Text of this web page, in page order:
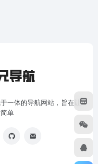
一体的导航网站，旨在让
单